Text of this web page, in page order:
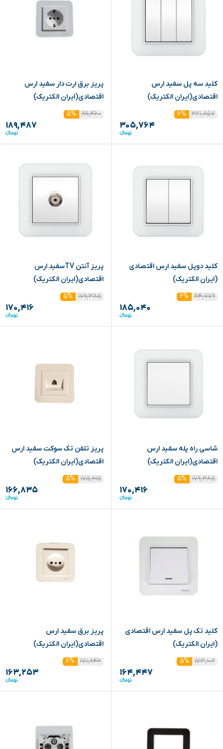
کلید سه پل سفید ارس
اقتصادی(ایران الکتریک)
۳۲۱,۸۵۷
۶%
۳۰۵,۷۶۴
پریز برق ارت دار سفید ارس
اقتصادی(ایران الکتریک)
۱۹۹,۴۶۰
۵%
۱۸۹,۴۸۷
کلید دوپل سفید ارس اقتصادی
(ایران الکتریک)
۱۹۴,۷۷۹
۶%
۱۸۵,۰۴۰
پریز آنتن TVسفید ارس
اقتصادی(ایران الکتریک)
۱۷۹,۳۸۵
۵%
۱۷۰,۴۱۶
شاسی راه پله سفید ارس
اقتصادی(ایران الکتریک)
۱۷۹,۳۸۵
۵%
۱۷۰,۴۱۶
پریز تلفن تک سوکت سفید ارس
اقتصادی(ایران الکتریک)
۱۷۵,۶۱۵
۵%
۱۶۶,۸۳۵
کلید تک پل سفید ارس اقتصادی
(ایران الکتریک)
۱۷۳,۱۰۲
۵%
۱۶۴,۴۴۷
پریز برق سفید ارس
اقتصادی(ایران الکتریک)
۱۷۱,۸۴۶
۶%
۱۶۳,۲۵۳